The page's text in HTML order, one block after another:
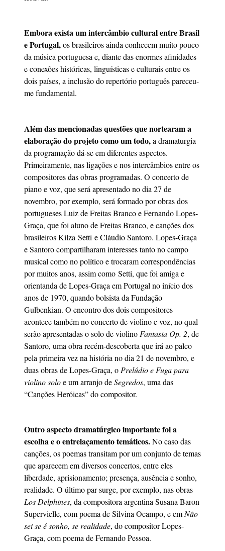
Embora exista um intercâmbio cultural entre Brasil
e Portugal,os brasileiros ainda conhecem muito pouco
da música portuguesa e, diante das enormes afinidades
e conexões históricas, linguísticas e culturais entre os
dois países, a inclusão do repertório português pareceu-
me fundamental.
Além das mencionadas questões que nortearam a
elaboração do projeto como um todo,a dramaturgia
da programação dá-se em diferentes aspectos.
Primeiramente, nas ligações e nos intercâmbios entre os
compositores das obras programadas. O concerto de
piano e voz, que será apresentado no dia 27 de
novembro, por exemplo, será formado por obras dos
portugueses Luiz de Freitas Branco e Fernando Lopes-
Graça, que foi aluno de Freitas Branco, e canções dos
brasileiros Kilza Setti e Cláudio Santoro. Lopes-Graça
e Santoro compartilharam interesses tanto no campo
musical como no político e trocaram correspondências
por muitos anos, assim como Setti, que foi amiga e
orientanda de Lopes-Graça em Portugal no início dos
anos de 1970, quando bolsista da Fundação
Gulbenkian. O encontro dos dois compositores
acontece também no concerto de violino e voz, no qual
serão apresentadas o solo de violino Fantasia Op. 2, de
Santoro, uma obra recém-descoberta que irá ao palco
pela primeira vez na história no dia 21 de novembro, e
duas obras de Lopes-Graça, o Prelúdio e Fuga para
violino soloe um arranjo deSegredos, uma das
“Canções Heróicas” do compositor.
Outro aspecto dramatúrgico importante foi a
escolha e o entrelaçamento temáticos.No caso das
canções, os poemas transitam por um conjunto de temas
que aparecem em diversos concertos, entre eles
liberdade, aprisionamento; presença, ausência e sonho,
realidade. O último par surge, por exemplo, nas obras
Los Delphines, da compositora argentina Susana Baron
Supervielle, com poema de Silvina Ocampo, e em Não
sei se é sonho, se realidade, do compositor Lopes-
Graça, com poema de Fernando Pessoa.